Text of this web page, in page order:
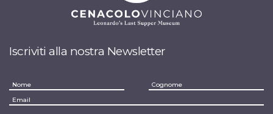
Iscriviti alla nostra Newsletter